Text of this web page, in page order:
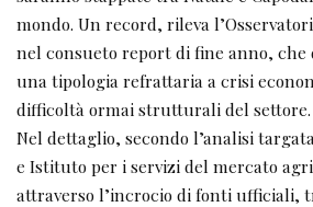
mondo. Un record, rileva
nel consueto report di fine anno, che
una tipologia refrattaria a crisi
difficoltà ormai strutturali del settore.
Nel dettaglio, secondo l’analisi
e Istituto per i servizi del mercato
attraverso l’incrocio di fonti ufficiali,